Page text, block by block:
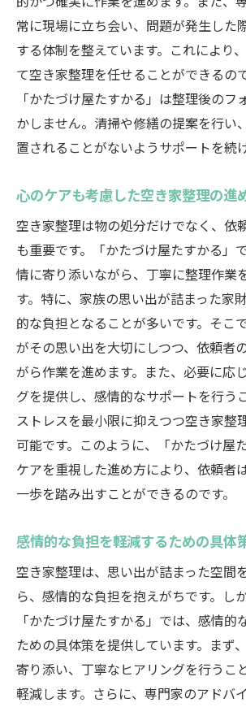
常に現場に立ち会い、問題が発生した
する体制を整えています。これにより
て空き家整理を任せることができるの
「かたづけ屋たすかる」は整理後のフ
かしません。清掃や修繕の提案を行い
置されることがないようサポートを続け
心のケアも考慮した空き家整理の進
空き家整理は物の処分だけでなく、依
も重要です。「かたづけ屋たすかる」
情に寄り添いながら、丁寧に整理作業
す。特に、家族の思い出が詰まった家
的な負担となることが多いです。そこ
がその思い出を大切にしつつ、依頼者
がら作業を進めます。また、必要に応
グを提供し、感情的なサポートを行う
ストレスを最小限に抑えつつ空き家整
可能です。このように、「かたづけ屋
ケアを重視した進め方により、依頼者
一歩を踏み出すことができるのです。
感情的な負担を軽減するための具体
空き家整理は、思い出が詰まった空間
ら、感情的な負担を抱えがちです。し
「かたづけ屋たすかる」では、感情的
ための具体策を提供しています。まず
寄り添い、丁寧なヒアリングを行うこ
軽減します。さらに、専門家のアドバ